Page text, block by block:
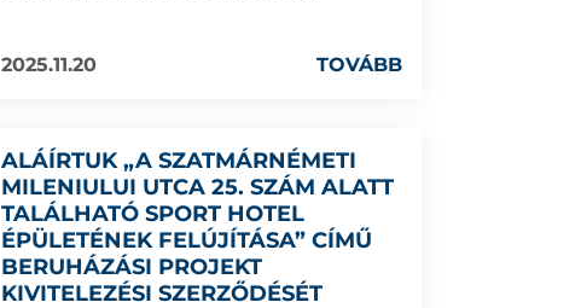
2025.11.20 TOVÁBB
ALÁÍRTUK „A SZATMÁRNÉMETI
MILENIULUI UTCA 25. SZÁM ALATT
TALÁLHATÓ SPORT HOTEL
ÉPÜLETÉNEK FELÚJÍTÁSA” CÍMŰ
BERUHÁZÁSI PROJEKT
KIVITELEZÉSI SZERZŐDÉSÉT